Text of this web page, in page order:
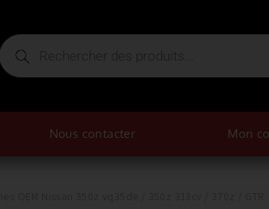
Nous contacter Mon